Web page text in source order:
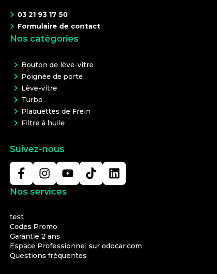
03 21 93 17 50
Formulaire de contact
Nos catégories
Bouton de lève-vitre
Poignée de porte
Lève-vitre
Turbo
Plaquettes de Frein
Filtre à huile
Suivez-nous
Nos services
test
Codes Promo
Garantie 2 ans
Espace Professionnel sur odocar.com
Questions fréquentes